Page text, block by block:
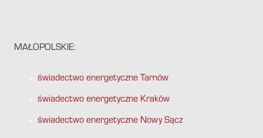
MAŁOPOLSKIE:
świadectwo energetyczne Tarnów
świadectwo energetyczne Kraków
świadectwo energetyczne Nowy Sącz